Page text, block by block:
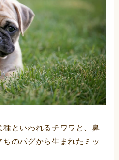
といわれるチワワと、鼻
のパグから生まれたミッ